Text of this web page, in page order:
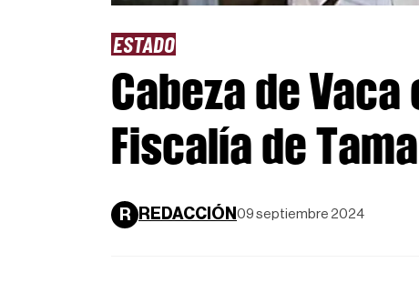
ESTADO
Cabeza de
Fiscalía de
R REDACCIÓN 09 septiembre 2024